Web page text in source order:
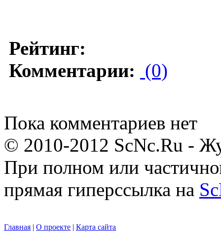
Рейтинг:
Комментарии: (0)
Пока комментариев нет
© 2010-2012 ScNc.Ru -
При полном или
прямая гиперссылка на
Главная | О проекте | Карта сайта